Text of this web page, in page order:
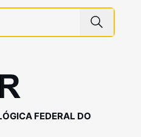
FEDERAL DO